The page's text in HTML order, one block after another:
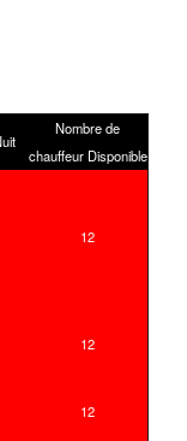
Nombre de
chauffeur Disponible
12
12
12